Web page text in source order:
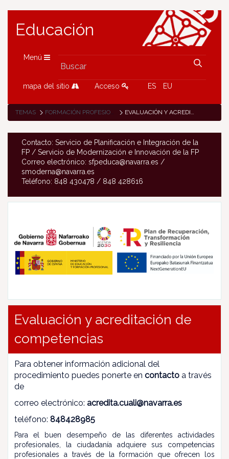
Educación
Menú
mapa del sitio Acceso ES EU
TEMAS FORMACIÓN PROFESIONAL EVALUACIÓN Y ACREDITACIÓN DE COMPETENCIAS
Contacto: Servicio de Planificación e Integración de la
FP / Servicio de Modernización e Innovación de la FP
Correo electrónico: sfpeduca@navarra.es /
smoderna@navarra.es
Teléfono: 848 430478 / 848 428616
Evaluación y acreditación de
competencias
Para obtener información adicional del
procedimiento puedes ponerte en contacto a través
de
correo electrónico: acredita.cuali@navarra.es
teléfono: 848428985
Para el buen desempeño de las diferentes actividades
profesionales, la ciudadanía adquiere sus competencias
profesionales a través de la formación que ofrecen los